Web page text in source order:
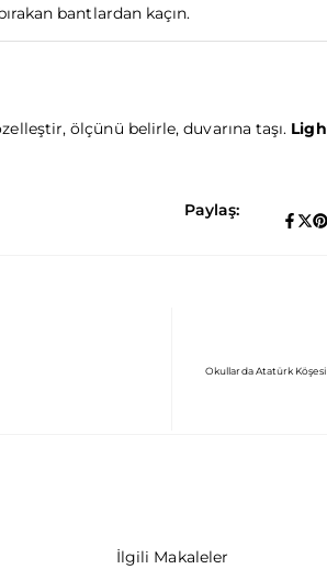
bantlardan kaçın.
ölçünü belirle, duvarına taşı.
Paylaş:
Okullarda Atatürk
İlgili Makaleler